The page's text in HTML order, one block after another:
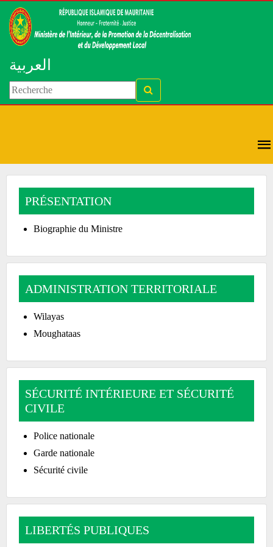
العربية
PRÉSENTATION
Biographie du Ministre
ADMINISTRATION TERRITORIALE
Wilayas
Moughataas
SÉCURITÉ INTÉRIEURE ET SÉCURITÉ
CIVILE
Police nationale
Garde nationale
Sécurité civile
LIBERTÉS PUBLIQUES